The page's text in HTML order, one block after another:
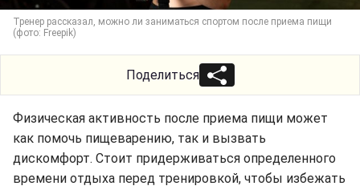
Тренер рассказал, можно ли заниматься спортом после приема пищи
(фото: Freepik)
Поделиться
Физическая активность после приема пищи может
как помочь пищеварению, так и вызвать
дискомфорт. Стоит придерживаться определенного
времени отдыха перед тренировкой, чтобы избежать